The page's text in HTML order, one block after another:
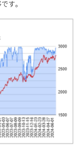
す。